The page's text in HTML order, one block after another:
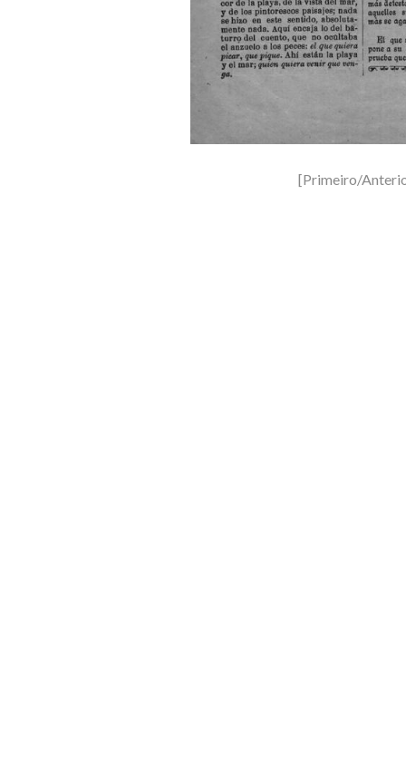
[Primeiro/